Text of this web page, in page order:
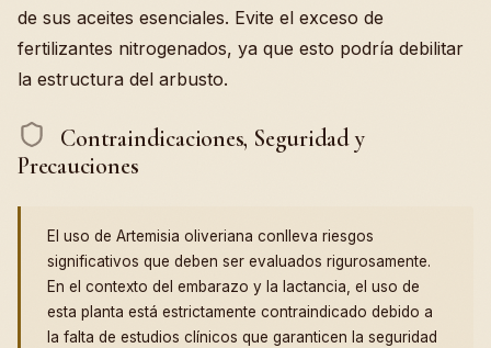
de sus aceites esenciales. Evite el exceso de
fertilizantes nitrogenados, ya que esto podría debilitar
la estructura del arbusto.
Contraindicaciones, Seguridad y
Precauciones
El uso de Artemisia oliveriana conlleva riesgos
significativos que deben ser evaluados rigurosamente.
En el contexto del embarazo y la lactancia, el uso de
esta planta está estrictamente contraindicado debido a
la falta de estudios clínicos que garanticen la seguridad